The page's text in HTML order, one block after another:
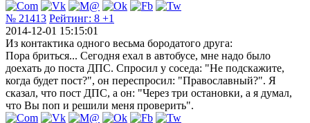
№ 21413 Рейтинг: 8 +1
2014-12-01 15:15:01
Из контактика одного весьма бородатого друга:
Пора бриться... Сегодня ехал в автобусе, мне надо было
доехать до поста ДПС. Спросил у соседа: "Не подскажите,
когда будет пост?", он переспросил: "Православный?". Я
сказал, что пост ДПС, а он: "Через три остановки, а я думал,
что Вы поп и решили меня проверить".